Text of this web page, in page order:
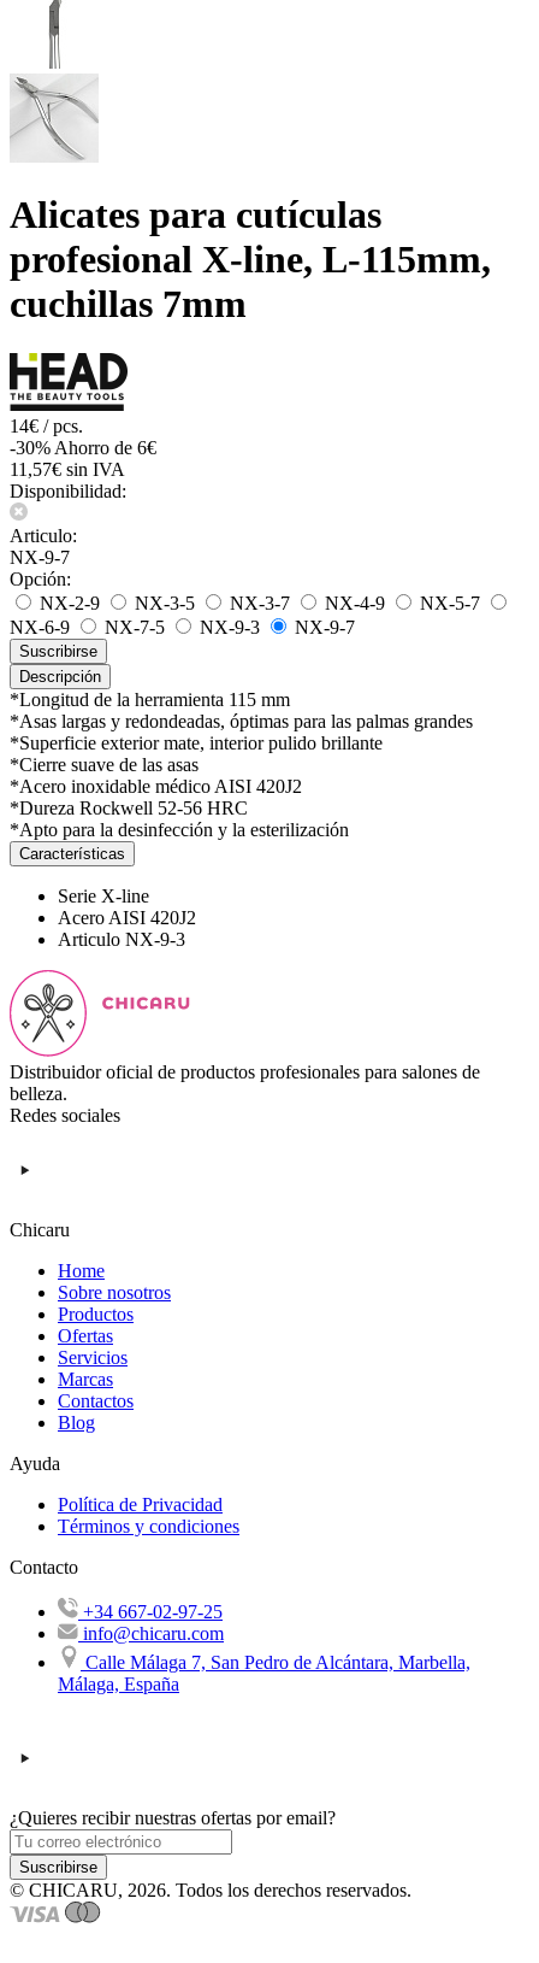
Alicates para cutículas
profesional X-line, L-115mm,
cuchillas 7mm
14€ / pcs.
-30% Ahorro de 6€
11,57€ sin IVA
Disponibilidad:
Articulo:
NX-9-7
Opción:
NX-2-9
NX-3-5 NX-3-7 NX-4-9
NX-5-7
NX-6-9
NX-7-5 NX-9-3 NX-9-7
Suscribirse
Descripción
*Longitud de la herramienta 115 mm
*Asas largas y redondeadas, óptimas para las palmas grandes
*Superficie exterior mate, interior pulido brillante
*Cierre suave de las asas
*Acero inoxidable médico AISI 420J2
*Dureza Rockwell 52-56 HRC
*Apto para la desinfección y la esterilización
Características
Serie X-line
Acero AISI 420J2
Articulo NX-9-3
Distribuidor oficial de productos profesionales para salones de
belleza.
Redes sociales
Chicaru
Home
Sobre nosotros
Productos
Ofertas
Servicios
Marcas
Contactos
Blog
Ayuda
Política de Privacidad
Términos y condiciones
Contacto
+34 667-02-97-25
info@chicaru.com
Calle Málaga 7, San Pedro de Alcántara, Marbella,
Málaga, España
¿Quieres recibir nuestras ofertas por email?
Suscribirse
© CHICARU, 2026. Todos los derechos reservados.